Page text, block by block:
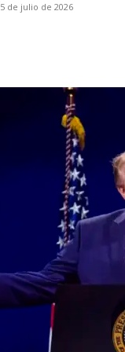
5 de julio de 2026